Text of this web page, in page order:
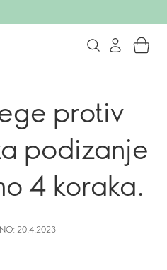
protiv
podizanje
4 koraka.
20.4.2023